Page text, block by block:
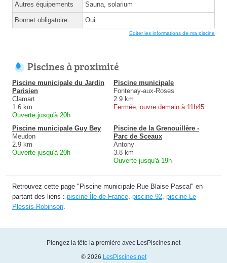
Autres équipements Sauna, solarium
Bonnet obligatoire Oui
Éditer les informations de ma piscine
Piscines à proximité
Piscine municipale du Jardin
Parisien
Clamart
1.6 km
Ouverte jusqu'à 20h
Piscine municipale
Fontenay-aux-Roses
2.9 km
Fermée, ouvre demain à 11h45
Piscine municipale Guy Bey
Meudon
2.9 km
Ouverte jusqu'à 20h
Piscine de la Grenouillère -
Parc de Sceaux
Antony
3.8 km
Ouverte jusqu'à 19h
Retrouvez cette page "Piscine municipale Rue Blaise Pascal" en
partant des liens : piscine Île-de-France, piscine 92, piscine Le
Plessis-Robinson.
Plongez la tête la première avec LesPiscines.net
© 2026 LesPiscines.net